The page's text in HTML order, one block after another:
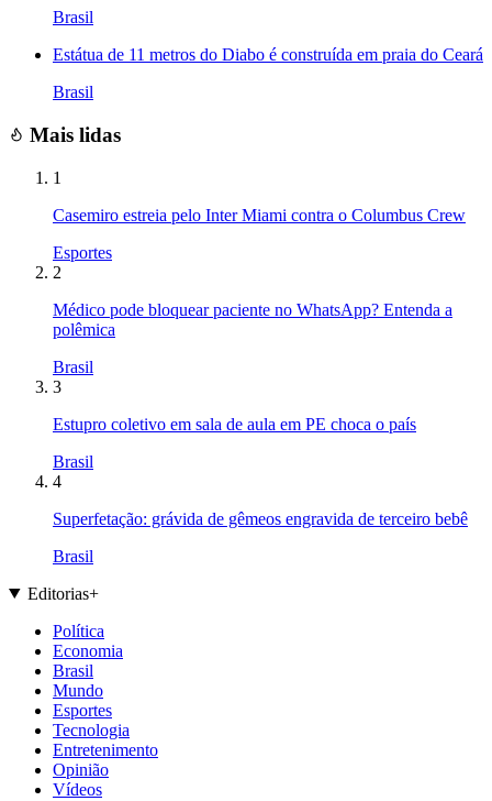
Brasil
Estátua de 11 metros do Diabo é construída em praia do Ceará
Brasil
Mais lidas
1
Casemiro estreia pelo Inter Miami contra o Columbus Crew
Esportes
2
Médico pode bloquear paciente no WhatsApp? Entenda a
polêmica
Brasil
3
Estupro coletivo em sala de aula em PE choca o país
Brasil
4
Superfetação: grávida de gêmeos engravida de terceiro bebê
Brasil
Editorias+
Política
Economia
Brasil
Mundo
Esportes
Tecnologia
Entretenimento
Opinião
Vídeos